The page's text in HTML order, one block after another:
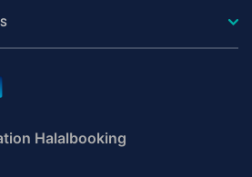
Halalbooking